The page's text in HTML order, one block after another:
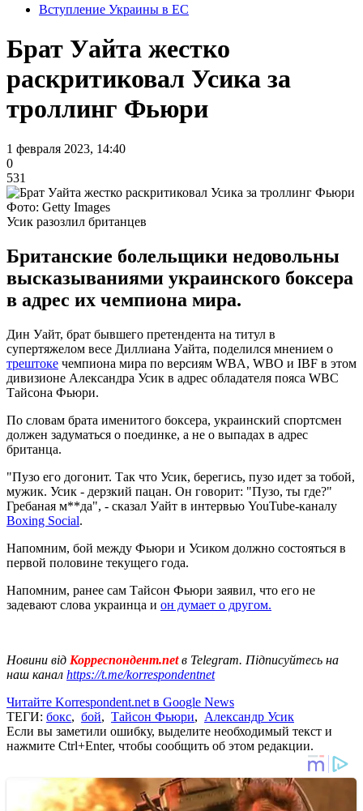
Вступление Украины в ЕС
Брат Уайта жестко
раскритиковал Усика за
троллинг Фьюри
1 февраля 2023, 14:40
0
531
Фото: Getty Images
Усик разозлил британцев
Британские болельщики недовольны
высказываниями украинского боксера
в адрес их чемпиона мира.
Дин Уайт, брат бывшего претендента на титул в
супертяжелом весе Диллиана Уайта, поделился мнением о
трештоке чемпиона мира по версиям WBA, WBO и IBF в этом
дивизионе Александра Усик в адрес обладателя пояса WBC
Тайсона Фьюри.
По словам брата именитого боксера, украинский спортсмен
должен задуматься о поединке, а не о выпадах в адрес
британца.
"Пузо его догонит. Так что Усик, берегись, пузо идет за тобой,
мужик. Усик - дерзкий пацан. Он говорит: "Пузо, ты где?"
Гребаная м**да", - сказал Уайт в интервью YouTube-каналу
Boxing Social.
Напомним, бой между Фьюри и Усиком должно состояться в
первой половине текущего года.
Напомним, ранее сам Тайсон Фьюри заявил, что его не
задевают слова украинца и он думает о другом.
Новини від Корреспондент.netв Telegram. Підписуйтесь на
наш канал https://t.me/korrespondentnet
Читайте Korrespondent.net в Google News
ТЕГИ: бокс, бой, Тайсон Фьюри, Александр Усик
Если вы заметили ошибку, выделите необходимый текст и
нажмите Ctrl+Enter, чтобы сообщить об этом редакции.